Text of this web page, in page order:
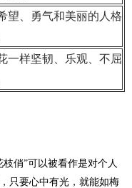
望、勇气和美丽的人格
一样坚韧、乐观、不屈
俏”可以被看作是对个人
只要心中有光，就能如梅